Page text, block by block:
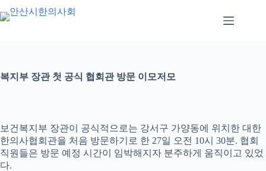
문
뛰
복지부 장관 첫 공식 협회관 방문 이모저모
보건복지부 장관이 공식적으로는 강서구 가양동에 위치한 대한
한의사협회관을 처음 방문하기로 한 27일 오전 10시 30분. 협회
직원들은 방문 예정 시간이 임박해지자 분주하게 움직이고 있었
다.